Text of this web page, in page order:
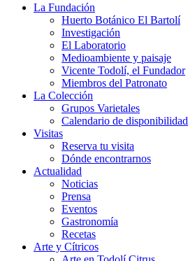
La Fundación
Huerto Botánico El Bartolí
Investigación
El Laboratorio
Medioambiente y paisaje
Vicente Todolí, el Fundador
Miembros del Patronato
La Colección
Grupos Varietales
Calendario de disponibilidad
Visitas
Reserva tu visita
Dónde encontrarnos
Actualidad
Noticias
Prensa
Eventos
Gastronomía
Recetas
Arte y Cítricos